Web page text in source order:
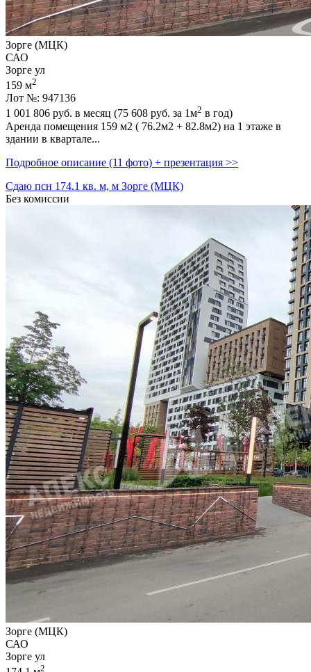
Зорге (МЦК)
САО
Зорге ул
159 м2
Лот №: 947136
1 001 806 руб. в месяц (75 608 руб. за 1м2 в год)
Аренда помещения 159 м2 ( 76.2м2 + 82.8м2) на 1 этаже в
здании в квaртaле...
Подробное описание (11 фото) + презентация >>
Сдаю псн 174.1 кв. м, м Зорге (МЦК)
Без комиссии
Зорге (МЦК)
САО
Зорге ул
2